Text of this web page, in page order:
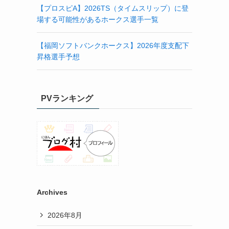
【プロスピA】2026TS（タイムスリップ）に登
場する可能性があるホークス選手一覧
【福岡ソフトバンクホークス】2026年度支配下
昇格選手予想
PVランキング
Archives
2026年8月